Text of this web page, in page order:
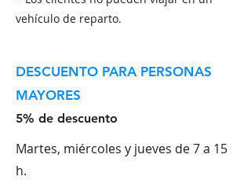
vehículo de reparto.
DESCUENTO PARA PERSONAS
MAYORES
5% de descuento
Martes, miércoles y jueves de 7 a 15
h.